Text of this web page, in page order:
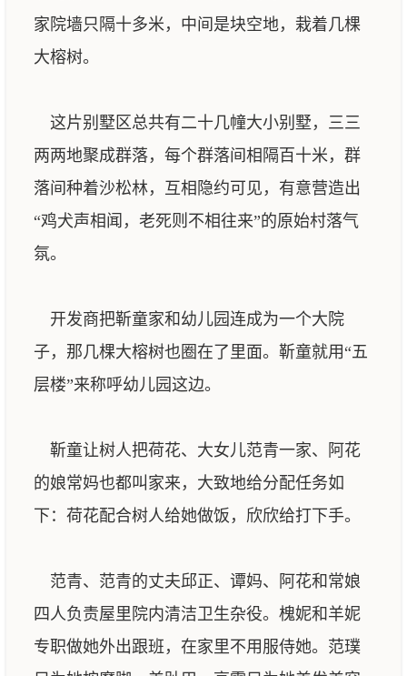
家院墙只隔十多米，中间是块空地，栽着几棵
大榕树。
这片别墅区总共有二十几幢大小别墅，三三
两两地聚成群落，每个群落间相隔百十米，群
落间种着沙松林，互相隐约可见，有意营造出
“鸡犬声相闻，老死则不相往来”的原始村落气
氛。
开发商把靳童家和幼儿园连成为一个大院
子，那几棵大榕树也圈在了里面。靳童就用“五
层楼”来称呼幼儿园这边。
靳童让树人把荷花、大女儿范青一家、阿花
的娘常妈也都叫家来，大致地给分配任务如
下：荷花配合树人给她做饭，欣欣给打下手。
范青、范青的丈夫邱正、谭妈、阿花和常娘
四人负责屋里院内清洁卫生杂役。槐妮和羊妮
专职做她外出跟班，在家里不用服侍她。范璞